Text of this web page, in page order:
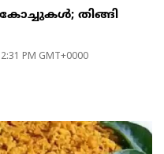
കോച്ചുകള്‍; തിങ്ങി
PM GMT+0000